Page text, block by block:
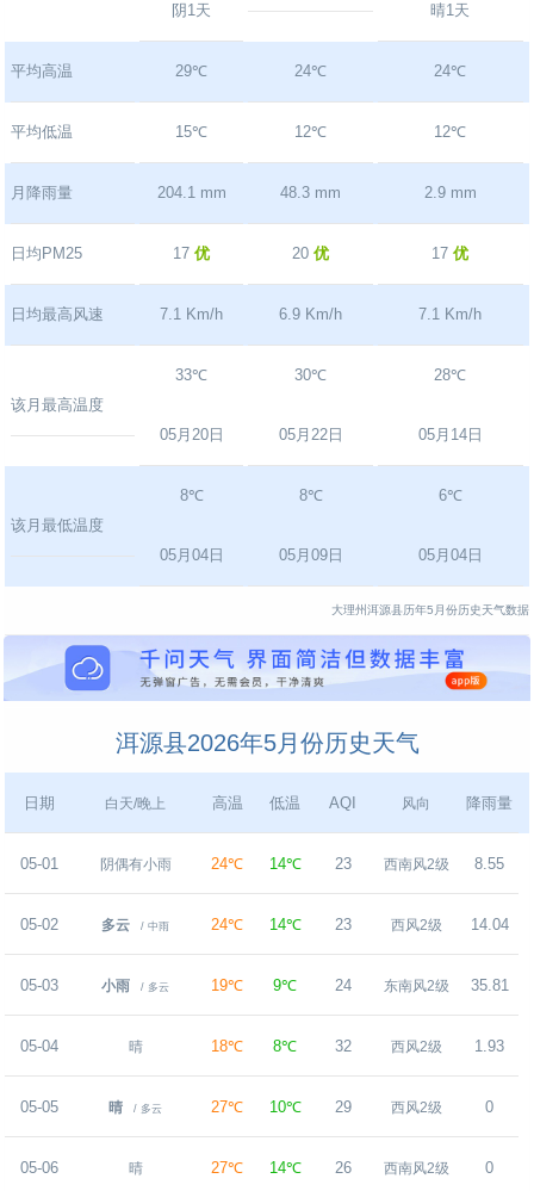
阴1天 晴1天
平均高温 29℃ 24℃ 24℃
平均低温 15℃ 12℃ 12℃
月降雨量 204.1 mm 48.3 mm 2.9 mm
日均PM25 17优 20优 17优
日均最高风速 7.1 Km/h 6.9 Km/h 7.1 Km/h
该月最高温度
33℃
05月20日
30℃
05月22日
28℃
05月14日
该月最低温度
8℃
05月04日
8℃
05月09日
6℃
05月04日
大理州洱源县历年5月份历史天气数据
洱源县2026年5月份历史天气
日期 白天/晚上 高温 低温 AQI 风向 降雨量
05-01 阴偶有小雨 24℃ 14℃ 23 西南风2级 8.55
05-02 多云 / 中雨 24℃ 14℃ 23 西风2级 14.04
05-03 小雨 / 多云 19℃ 9℃ 24 东南风2级 35.81
05-04 晴 18℃ 8℃ 32 西风2级 1.93
05-05 晴 / 多云 27℃ 10℃ 29 西风2级 0
05-06 晴 27℃ 14℃ 26 西南风2级 0